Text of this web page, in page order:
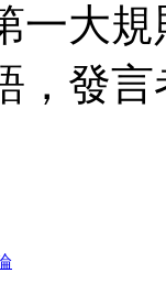
一大
，發